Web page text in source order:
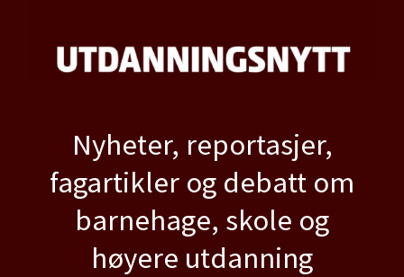
Nyheter, reportasjer,
fagartikler og debatt om
barnehage, skole og
høyere utdanning